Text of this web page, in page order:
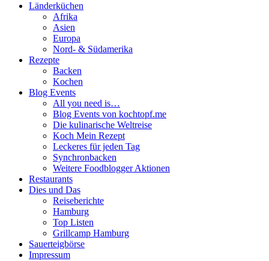
Länderküchen
Afrika
Asien
Europa
Nord- & Südamerika
Rezepte
Backen
Kochen
Blog Events
All you need is…
Blog Events von kochtopf.me
Die kulinarische Weltreise
Koch Mein Rezept
Leckeres für jeden Tag
Synchronbacken
Weitere Foodblogger Aktionen
Restaurants
Dies und Das
Reiseberichte
Hamburg
Top Listen
Grillcamp Hamburg
Sauerteigbörse
Impressum